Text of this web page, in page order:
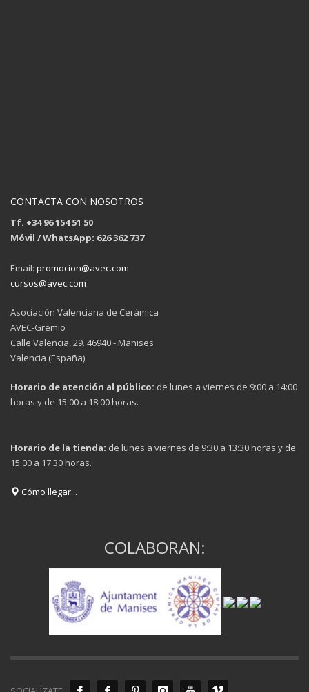
CONTACTA CON NOSOTROS
Tf. +34 96 154 51 50
Móvil / WhatsApp: 626 362 737
Email: promocion@avec.com
cursos@avec.com
Asociación Valenciana de Cerámica
AVEC-Gremio
Calle Valencia, 29. 46940 - Manises
Valencia (España)
Horario de atención al público: de lunes a viernes de 9:00 a 14:00
horas y de 15:00 a 18:00 horas.
Horario de la tienda: de lunes a viernes de 9:30 a 13:30 horas y de
15:00 a 17:30 horas.
Cómo llegar...
COLABORAN: